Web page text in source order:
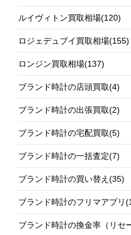
ルイヴィトン買取相場(120)
ロジェデュブイ買取相場(155)
ロンジン買取相場(137)
ブランド時計の店頭買取(4)
ブランド時計の出張買取(2)
ブランド時計の宅配買取(5)
ブランド時計の一括査定(7)
ブランド時計の買い替え(35)
ブランド時計のフリマアプリ
ブランド時計の換金率（リセ